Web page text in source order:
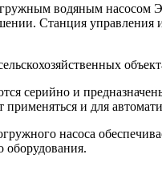
водяным насосом
Станция
серийно и
и для
насоса
оборудования.